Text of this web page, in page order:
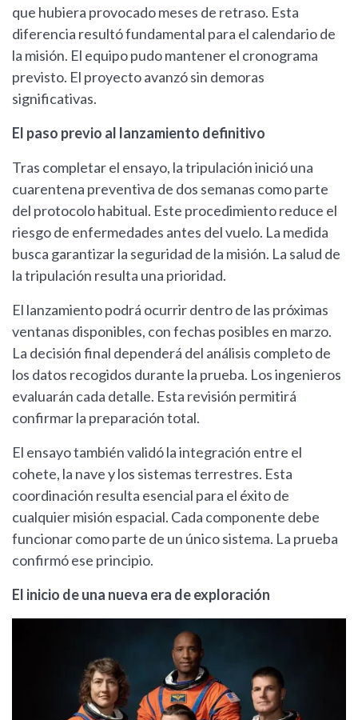
que hubiera provocado meses de retraso. Esta
diferencia resultó fundamental para el calendario de
la misión. El equipo pudo mantener el cronograma
previsto. El proyecto avanzó sin demoras
significativas.
El paso previo al lanzamiento definitivo
Tras completar el ensayo, la tripulación inició una
cuarentena preventiva de dos semanas como parte
del protocolo habitual. Este procedimiento reduce el
riesgo de enfermedades antes del vuelo. La medida
busca garantizar la seguridad de la misión. La salud de
la tripulación resulta una prioridad.
El lanzamiento podrá ocurrir dentro de las próximas
ventanas disponibles, con fechas posibles en marzo.
La decisión final dependerá del análisis completo de
los datos recogidos durante la prueba. Los ingenieros
evaluarán cada detalle. Esta revisión permitirá
confirmar la preparación total.
El ensayo también validó la integración entre el
cohete, la nave y los sistemas terrestres. Esta
coordinación resulta esencial para el éxito de
cualquier misión espacial. Cada componente debe
funcionar como parte de un único sistema. La prueba
confirmó ese principio.
El inicio de una nueva era de exploración